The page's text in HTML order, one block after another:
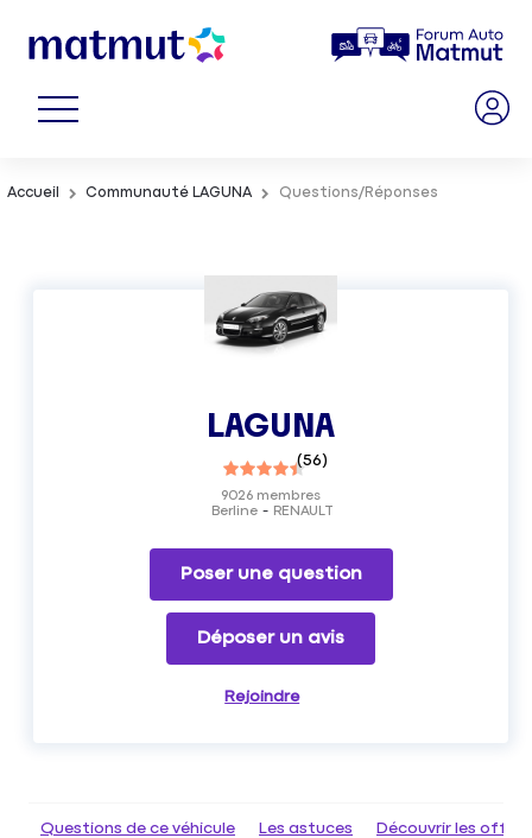
Accueil Communauté LAGUNA Questions/Réponses
LAGUNA
(56)
Berline RENAULT
9026 membres
Poser une question
Déposer un avis
Rejoindre
Questions de ce véhicule Les astuces Découvrir les